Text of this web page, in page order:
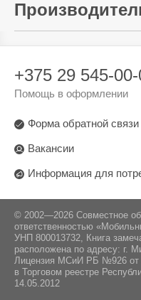
Инструкция / Насадка
Дистанционное
Отсутствует
Произведено в стране:
Производитель:
2112-1-1, South
Center, No.6975
Port Area, Tianjin Pilot
Поставщик:
Беларусь, Минская
Боровлянский с/с,
р-н деревни
+375 29 545-
Помощь в оформлении
Форма обратной связи
Вакансии
Информация для
© 2002—2026 Совместное
ответственностью
УНП 800013732, Книга
расположена по адресу: г.
Лицензия МСиИ РБ №926 от
в Торговом реестре
14.05.2012